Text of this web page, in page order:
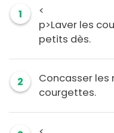
1
<
p>Laver les
petits dès.
2
Concasser les
courgettes.